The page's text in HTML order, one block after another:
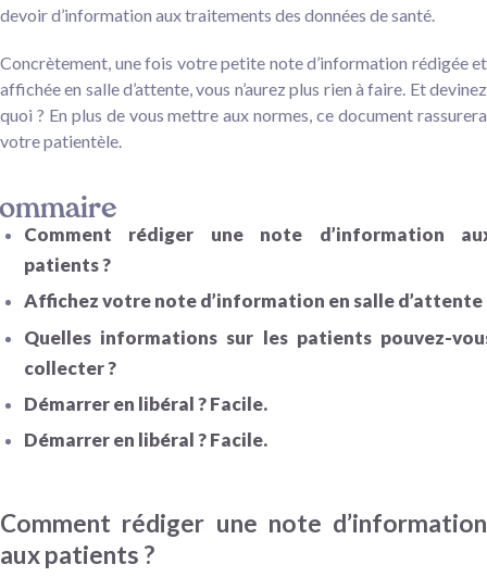
devoir d’information aux traitements des données de santé.
Concrètement, une fois votre petite note d’information rédigée et
affichée en salle d’attente, vous n’aurez plus rien à faire. Et devinez
quoi ? En plus de vous mettre aux normes, ce document rassurera
votre patientèle.
Comment rédiger une note d’information
patients ?
Affichez votre note d’information en salle d’attente
Quelles informations sur les patients pouvez-
collecter ?
Démarrer en libéral ? Facile.
Démarrer en libéral ? Facile.
Comment rédiger une note d’information
aux patients ?